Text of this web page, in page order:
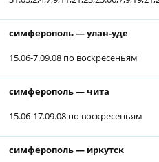
симферополь — улан-уде
15.06-7.09.08 по воскресеньям
симферополь — чита
15.06-17.09.08 по воскресеньям
симферополь — иркутск